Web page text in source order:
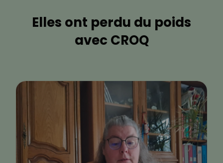
Elles ont perdu du poids
avec CROQ